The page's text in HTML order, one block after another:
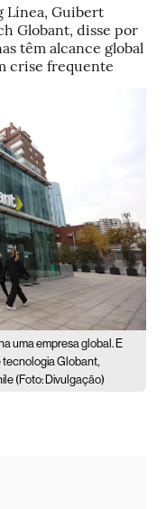
Línea, Guibert
Globant, disse por
têm alcance global
crise frequente
uma empresa global. E
tecnologia Globant,
(Foto: Divulgação)